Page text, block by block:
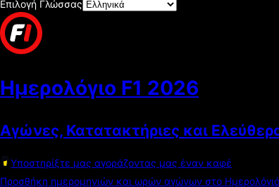
Επιλογή Γλώσσας
Ημερολόγιο F1 2026
Αγώνες, Κατατακτήριες και
Υποστηρίξτε μας αγοράζοντας μας έναν καφέ
Προσθήκη ημερομηνιών και ωρών αγώνων στο